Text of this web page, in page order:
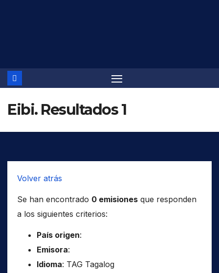
Eibi. Resultados 1
Volver atrás
Se han encontrado 0 emisiones que responden
a los siguientes criterios:
País origen:
Emisora:
Idioma: TAG Tagalog